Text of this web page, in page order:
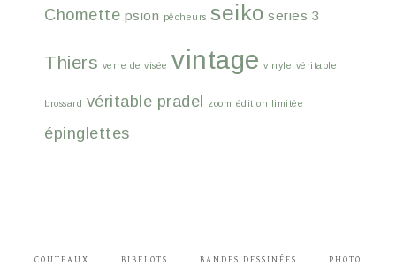
Chomette psion pêcheurs seiko series 3
Thiers verre de visée vintage vinyle véritable
brossard véritable pradel zoom édition limitée
épinglettes
COUTEAUX BIBELOTS BANDES DESSINÉES PHOTO